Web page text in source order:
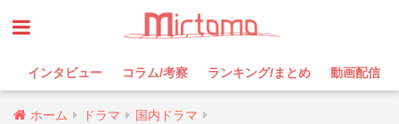
インタビュー コラム/考察 ランキング/まとめ 動画配信
ホーム ドラマ 国内ドラマ